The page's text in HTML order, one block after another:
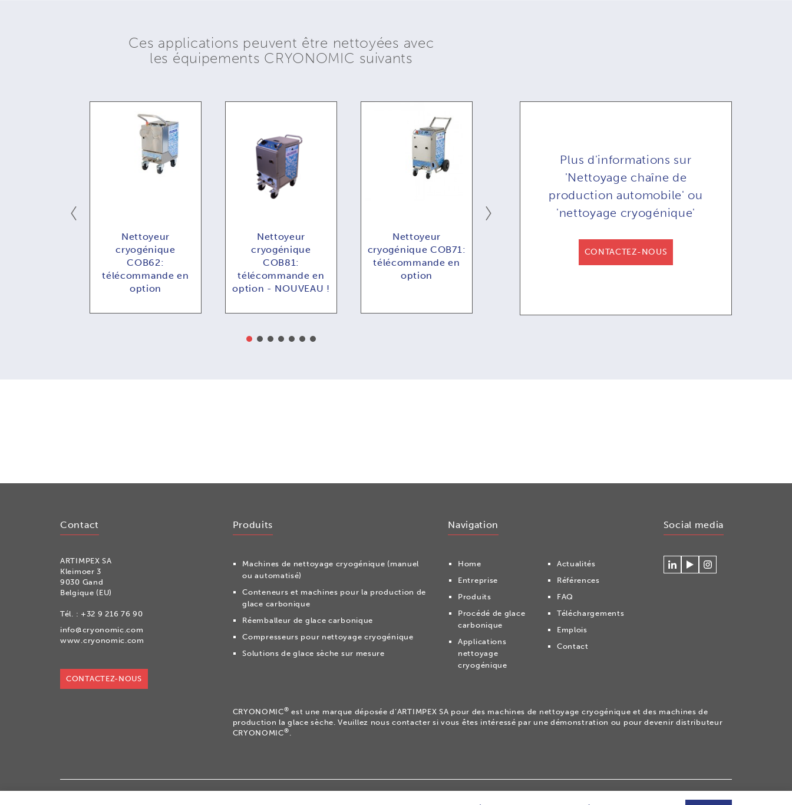
Ces applications peuvent être nettoyées avec
les équipements CRYONOMIC suivants
Plus d'informations sur
'Nettoyage chaîne de
production automobile' ou
'nettoyage cryogénique'
CONTACTEZ-NOUS
Nettoyeur
cryogénique
COB62:
télécommande en
option
Nettoyeur
cryogénique
COB81:
télécommande en
option - NOUVEAU !
Nettoyeur
cryogénique COB71:
télécommande en
option
cryogénique
Contact
ARTIMPEX SA
Kleimoer 3
9030 Gand
Belgique (EU)
Tél. : +32 9 216 76 90
info@cryonomic.com
www.cryonomic.com
CONTACTEZ-NOUS
Produits
Machines de nettoyage cryogénique (manuel
ou automatisé)
Conteneurs et machines pour la production de
glace carbonique
Réemballeur de glace carbonique
Compresseurs pour nettoyage cryogénique
Solutions de glace sèche sur mesure
Navigation
Home
Entreprise
Produits
Procédé de glace
carbonique
Applications
nettoyage
cryogénique
Actualités
Références
FAQ
Téléchargements
Emplois
Contact
Social media
Se
Regardez
Volg
CRYONOMIC® est une marque déposée d’ARTIMPEX SA pour des machines de nettoyage cryogénique et des machines de
production la glace sèche. Veuillez nous contacter si vous êtes intéressé par une démonstration ou pour devenir distributeur
CRYONOMIC®